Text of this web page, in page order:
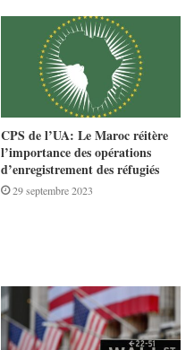
CPS de l’UA: Le Maroc réitère
l’importance des opérations
d’enregistrement des réfugiés
29 septembre 2023